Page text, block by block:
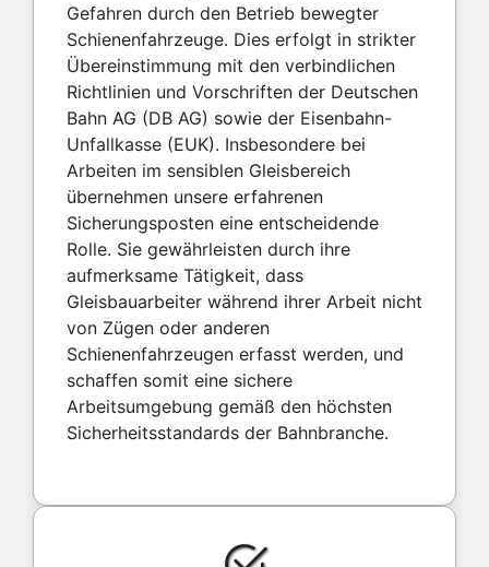
Gefahren durch den Betrieb bewegter
Schienenfahrzeuge. Dies erfolgt in strikter
Übereinstimmung mit den verbindlichen
Richtlinien und Vorschriften der Deutschen
Bahn AG (DB AG) sowie der Eisenbahn-
Unfallkasse (EUK). Insbesondere bei
Arbeiten im sensiblen Gleisbereich
übernehmen unsere erfahrenen
Sicherungsposten eine entscheidende
Rolle. Sie gewährleisten durch ihre
aufmerksame Tätigkeit, dass
Gleisbauarbeiter während ihrer Arbeit nicht
von Zügen oder anderen
Schienenfahrzeugen erfasst werden, und
schaffen somit eine sichere
Arbeitsumgebung gemäß den höchsten
Sicherheitsstandards der Bahnbranche.